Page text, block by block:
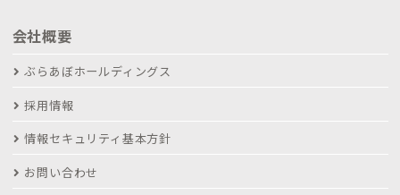
会社概要
ぶらあぼホールディングス
採用情報
情報セキュリティ基本方針
お問い合わせ